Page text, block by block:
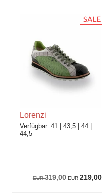
EUR319,00EUR 219,00
Lorenzi
41 43,5
44
44,5